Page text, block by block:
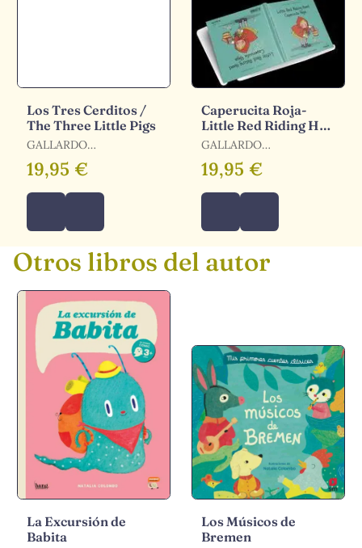
Los Tres Cerditos /
The Three Little Pigs
GALLARDO
SANCHEZ,PEDRO
19,95 €
Caperucita Roja-
Little Red Riding Hoo
Cas-Ing
GALLARDO
SANCHEZ,PEDRO
19,95 €
Otros libros del autor
La Excursión de
Babita
Los Músicos de
Bremen